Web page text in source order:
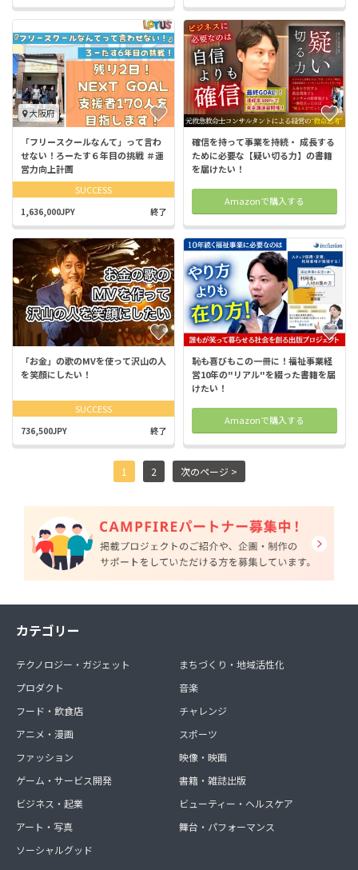
大阪府
「フリースクールなんて」って言わ
せない！ろーたす６年目の挑戦 ＃運
営力向上計画
SUCCESS
1,636,000JPY 終了
確信を持って事業を持続・ 成長する
ために必要な【疑い切る力】の書籍
を届けたい！
Amazonで購入する
「お金」の歌のMVを使って沢山の人
を笑顔にしたい！
SUCCESS
736,500JPY 終了
恥も喜びもこの一冊に！福祉事業経
営10年の"リアル"を綴った書籍を届
けたい！
Amazonで購入する
1 2 次のページ >
カテゴリー
テクノロジー・ガジェット
プロダクト
フード・飲食店
アニメ・漫画
ファッション
ゲーム・サービス開発
ビジネス・起業
アート・写真
ソーシャルグッド
まちづくり・地域活性化
音楽
チャレンジ
スポーツ
映像・映画
書籍・雑誌出版
ビューティー・ヘルスケア
舞台・パフォーマンス